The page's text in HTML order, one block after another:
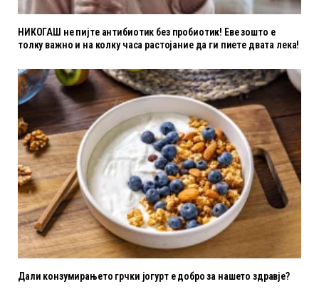
НИКОГАШ не пијте антибиотик без пробиотик! Еве зошто е
толку важно и на колку часа растојание да ги пиете двата лека!
Дали конзумирањето грчки јогурт е добро за нашето здравје?